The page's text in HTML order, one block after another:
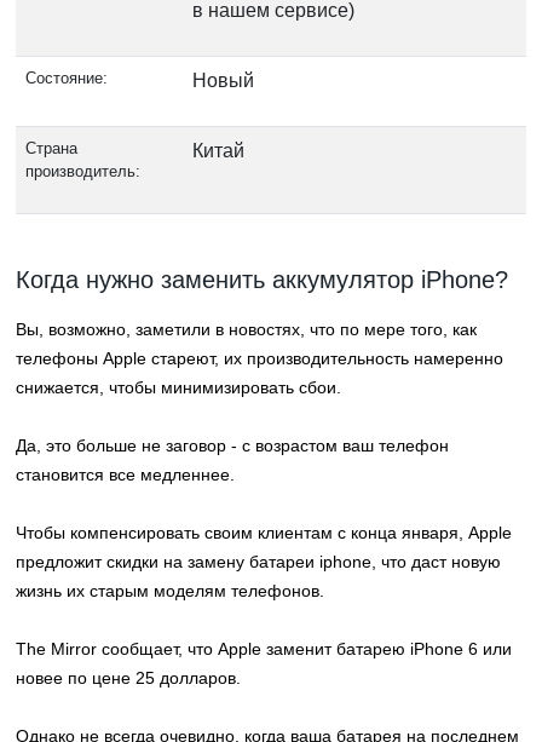
в нашем сервисе)
Состояние: Новый
Страна
производитель:
Китай
Когда нужно заменить аккумулятор iPhone?
Вы, возможно, заметили в новостях, что по мере того, как
телефоны Apple стареют, их производительность намеренно
снижается, чтобы минимизировать сбои.
Да, это больше не заговор - с возрастом ваш телефон
становится все медленнее.
Чтобы компенсировать своим клиентам с конца января, Apple
предложит скидки на замену батареи iphone, что даст новую
жизнь их старым моделям телефонов.
The Mirror сообщает, что Apple заменит батарею iPhone 6 или
новее по цене 25 долларов.
Однако не всегда очевидно, когда ваша батарея на последнем